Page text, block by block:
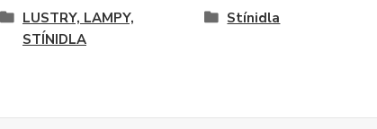
LUSTRY, LAMPY,
STÍNIDLA
Stínidla